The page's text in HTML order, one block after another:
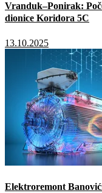
Vranduk–Ponirak:
dionice Koridora 5C
13.10.2025
Elektroremont